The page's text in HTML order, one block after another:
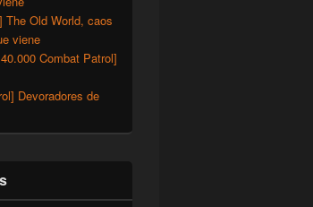
The Old World, caos
viene
Combat Patrol]
Devoradores de